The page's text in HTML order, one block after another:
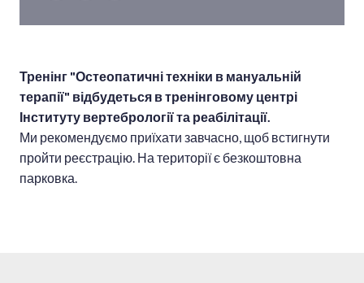
Тренінг "Остеопатичні техніки в мануальній
терапії" відбудеться в тренінговому центрі
Інституту вертебрології та реабілітації.
Ми рекомендуємо приїхати завчасно, щоб встигнути
пройти реєстрацію. На території є безкоштовна
парковка.